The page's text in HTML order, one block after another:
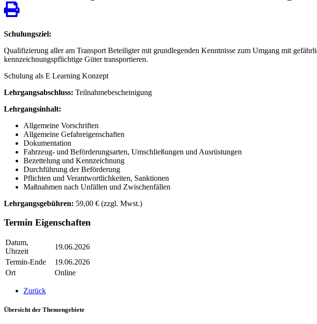
Schulungsziel:
Qualifizierung aller am Transport Beteiligter mit grundlegenden Kenntnisse zum Umgang mit
kennzeichnungspflichtige Güter transportieren.
Schulung als E Learning Konzept
Lehrgangsabschluss: Teilnahmebescheinigung
Lehrgangsinhalt:
Allgemeine Vorschriften
Allgemeine Gefahreigenschaften
Dokumentation
Fahrzeug- und Beförderungsarten, Umschließungen und Ausrüstungen
Bezettelung und Kennzeichnung
Durchführung der Beförderung
Pflichten und Verantwortlichkeiten, Sanktionen
Maßnahmen nach Unfällen und Zwischenfällen
Lehrgangsgebühren: 59,00 € (zzgl. Mwst.)
Termin Eigenschaften
Datum,
Uhrzeit
19.06.2026
Termin-Ende
19.06.2026
Ort
Online
Zurück
Übersicht der Themengebiete